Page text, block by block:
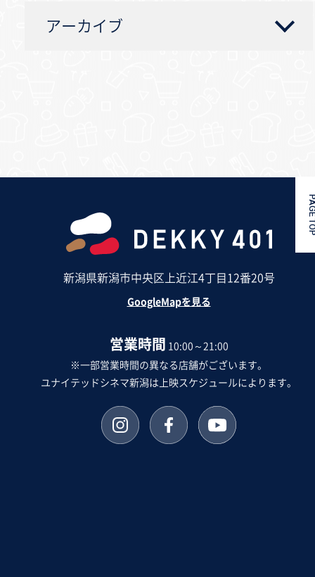
アーカイブ
新潟県新潟市中央区上近江4丁目12番20号
GoogleMapを見る
営業時間 10:00～21:00
※一部営業時間の異なる店舗がございます。
ユナイテッドシネマ新潟は上映スケジュールによります。